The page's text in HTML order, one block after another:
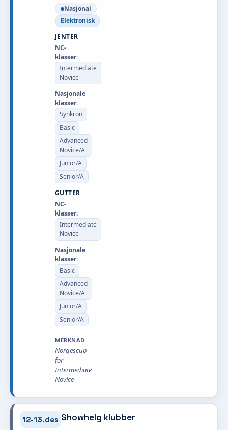
Nasjonal
Elektronisk
JENTER
NC-
klasser:
Intermediate
Novice
Nasjonale
klasser:
Synkron
Basic
Advanced
Novice/A
Junior/A
Senior/A
GUTTER
NC-
klasser:
Intermediate
Novice
Nasjonale
klasser:
Basic
Advanced
Novice/A
Junior/A
Senior/A
MERKNAD
Norgescup
for
Intermediate
Novice
12-13.des Showhelg klubber